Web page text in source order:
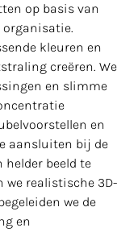
op basis van
kleuren en
creëren. We
en slimme
en
aansluiten bij de
beeld te
we realistische 3D-
we de
en